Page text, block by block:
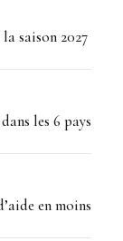
saison 2027
les 6 pays
en moins